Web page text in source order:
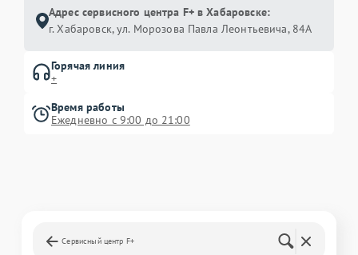
Адрес сервисного центра F+ в Хабаровске:
г. Хабаровск, ул. Морозова Павла Леонтьевича, 84А
Горячая линия
+
Время работы
Ежедневно с 9:00 до 21:00
Сервисный центр F+